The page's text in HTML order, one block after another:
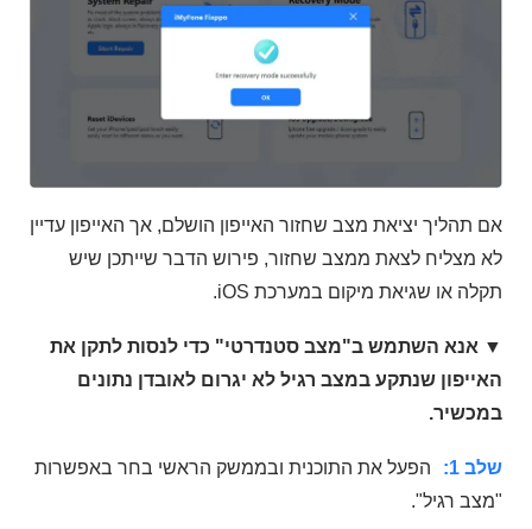
אם תהליך יציאת מצב שחזור האייפון הושלם, אך האייפון עדיין
לא מצליח לצאת ממצב שחזור, פירוש הדבר שייתכן שיש
תקלה או שגיאת מיקום במערכת iOS.
▼ אנא השתמש ב"מצב סטנדרטי" כדי לנסות לתקן את
האייפון שנתקע במצב רגיל לא יגרום לאובדן נתונים
במכשיר.
שלב 1:
הפעל את התוכנית ובממשק הראשי בחר באפשרות
"מצב רגיל".